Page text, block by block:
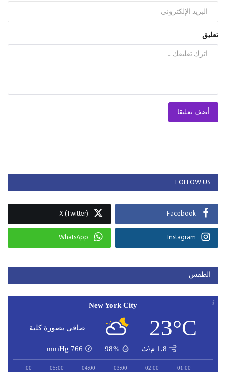
تعليق
أضف تعليقا
FOLLOW US
Facebook
X (Twitter)
Instagram
WhatsApp
الطقس
New York City
23°C صافي بصورة كلية
1.8 م\ث 98%
766
mmHg
01:00
02:00
03:00
04:00
05:00
06:00